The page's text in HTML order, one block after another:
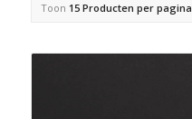
Toon 15 Producten per pagina